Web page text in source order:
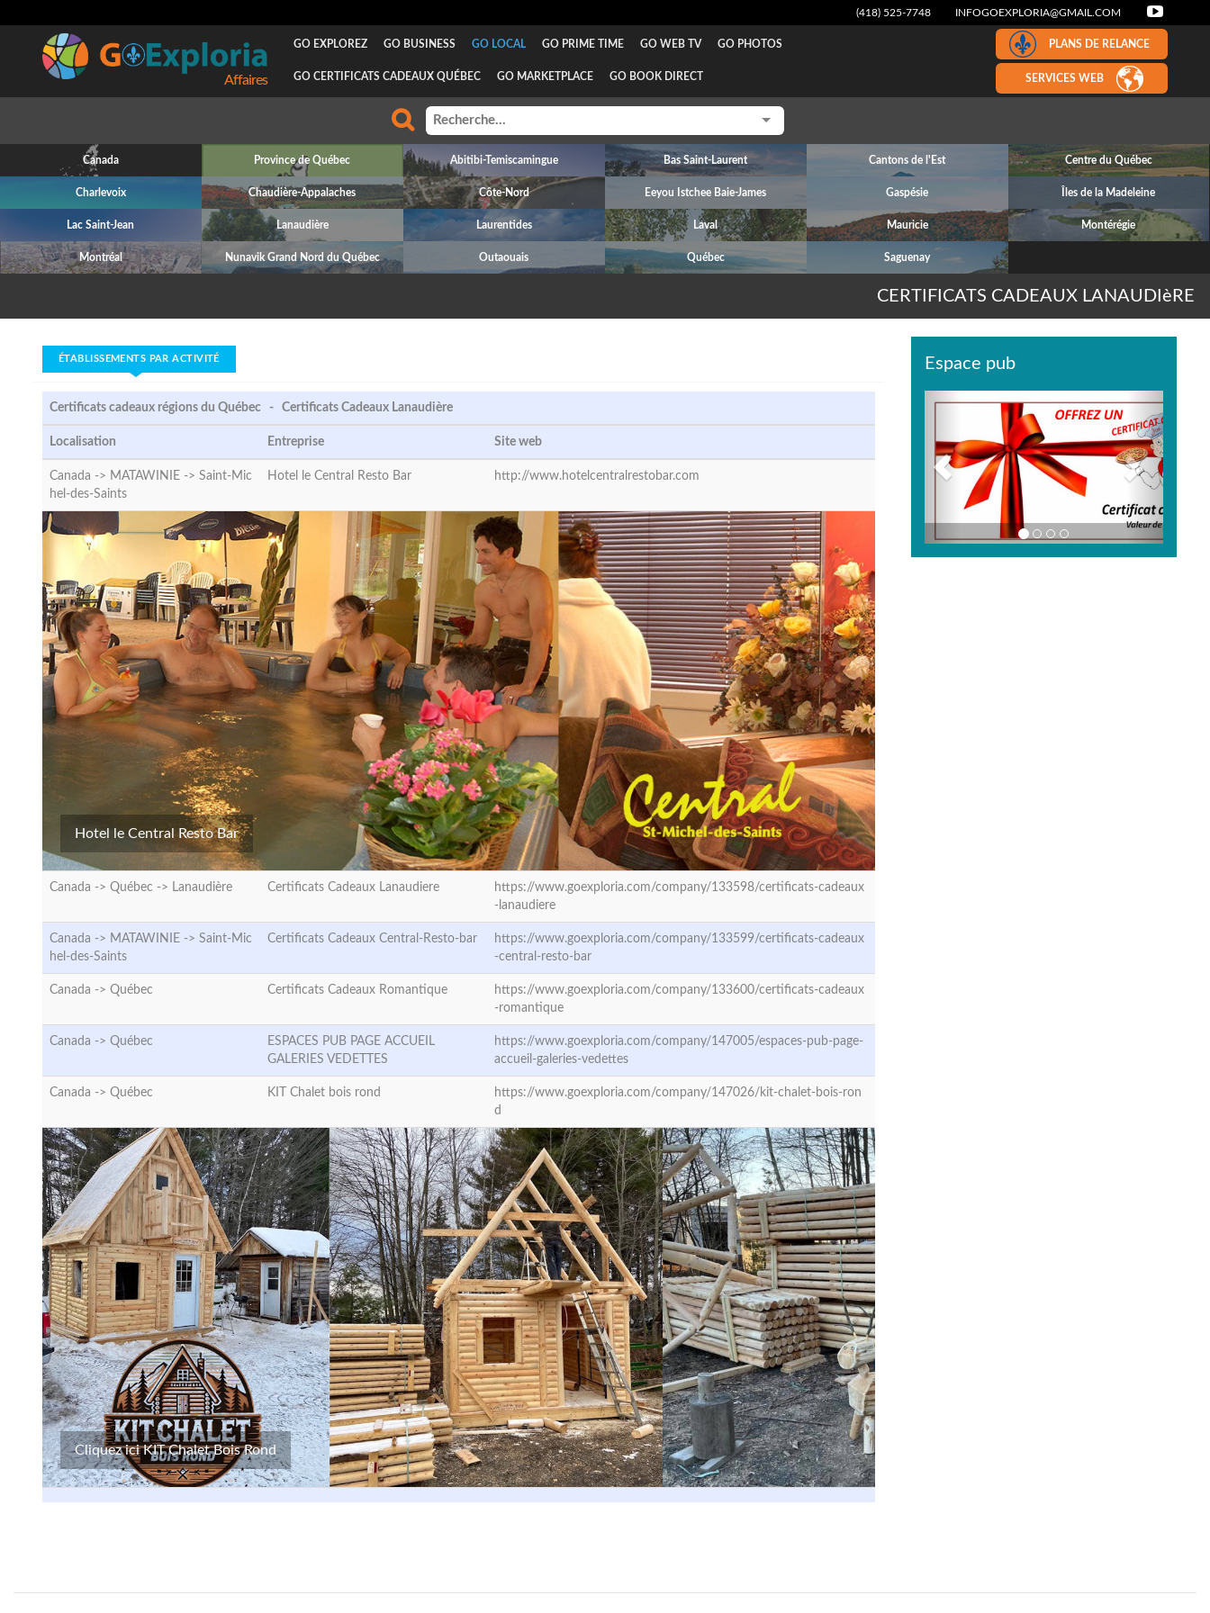
(418) 525-7748 INFOGOEXPLORIA@GMAIL.COM
GO EXPLOREZ GO BUSINESS GO LOCAL GO PRIME TIME GO WEB TV GO PHOTOS
GO CERTIFICATS CADEAUX QUÉBEC GO MARKETPLACE GO BOOK DIRECT
PLANS DE RELANCE
SERVICES WEB
Canada Province de Québec Abitibi-Temiscamingue Bas Saint-Laurent Cantons de l'Est Centre du Québec
Charlevoix Chaudière-Appalaches Côte-Nord Eeyou Istchee Baie-James Gaspésie Îles de la Madeleine
Lac Saint-Jean Lanaudière Laurentides Laval Mauricie Montérégie
Montréal Nunavik Grand Nord du Québec Outaouais Québec Saguenay
CERTIFICATS CADEAUX LANAUDIèRE
ÉTABLISSEMENTS PAR ACTIVITÉ
Certificats cadeaux régions du Québec - Certificats Cadeaux Lanaudière
Localisation Entreprise Site web
Canada -> MATAWINIE -> Saint-Mic
hel-des-Saints
Hotel le Central Resto Bar http://www.hotelcentralrestobar.com
Hotel le Central Resto Bar
Canada -> Québec -> Lanaudière Certificats Cadeaux Lanaudiere
https://www.goexploria.com/company/133598/certificats-cadeaux
-lanaudiere
Canada -> MATAWINIE -> Saint-Mic
hel-des-Saints
Certificats Cadeaux Central-Resto-bar
https://www.goexploria.com/company/133599/certificats-cadeaux
-central-resto-bar
Canada -> Québec Certificats Cadeaux Romantique
https://www.goexploria.com/company/133600/certificats-cadeaux
-romantique
Canada -> Québec
ESPACES PUB PAGE ACCUEIL
GALERIES VEDETTES
https://www.goexploria.com/company/147005/espaces-pub-page-
accueil-galeries-vedettes
Canada -> Québec KIT Chalet bois rond
https://www.goexploria.com/company/147026/kit-chalet-bois-ron
d
Cliquez ici KIT Chalet Bois Rond
Espace pub
Previous
Next